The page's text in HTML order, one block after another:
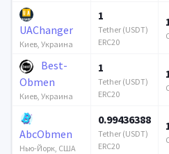
UAChanger
Киев, Украина
1
Tether (USDT)
ERC20
Best-
Obmen
Киев, Украина
1
Tether (USDT)
ERC20
AbcObmen
Нью-Йорк, США
0.99436388
Tether (USDT)
ERC20